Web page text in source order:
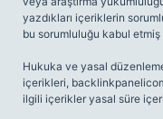
yazdıkları içeriklerin
bu sorumluluğu kabul etmiş
Hukuka ve yasal
içerikleri,
ilgili içerikler yasal süre